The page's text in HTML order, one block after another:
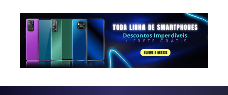
Pular para o conteúdo